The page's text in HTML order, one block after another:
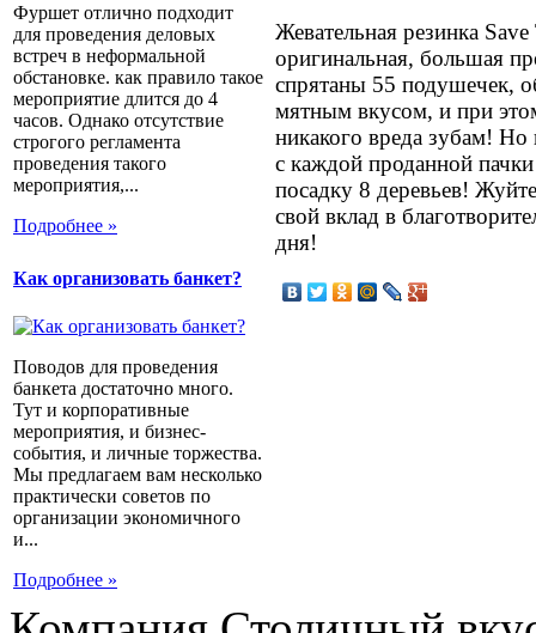
Фуршет отлично подходит
для проведения деловых
встреч в неформальной
обстановке. как правило такое
мероприятие длится до 4
часов. Однако отсутствие
строгого регламента
проведения такого
мероприятия,...
Подробнее »
Как организовать банкет?
Поводов для проведения
банкета достаточно много.
Тут и корпоративные
мероприятия, и бизнес-
события, и личные торжества.
Мы предлагаем вам несколько
практически советов по
организации экономичного
и...
Подробнее »
Жевательная резинка
оригинальная, большая
спрятаны 55 подушечек,
мятным вкусом, и при
никакого вреда зубам! Но
с каждой проданной пачки
посадку 8 деревьев!
свой вклад в
дня!